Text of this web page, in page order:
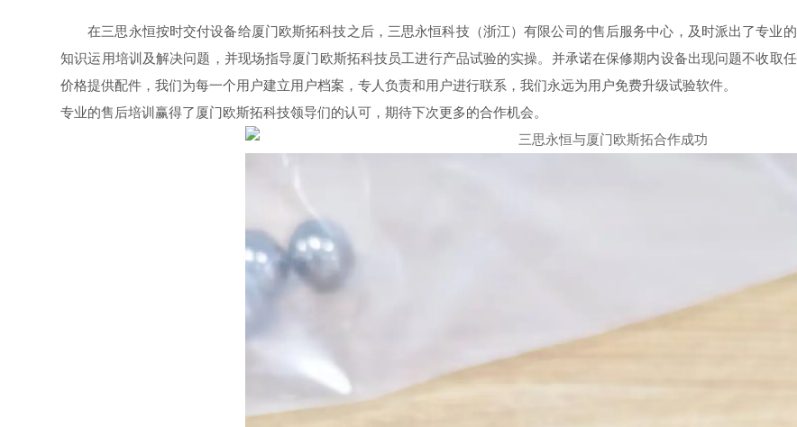
在三思永恒按时交付设备给厦门欧斯拓科技之后，三思永恒科技（浙江）有限公司的售后服务中心，及时派出了专业
知识运用培训及解决问题，并现场指导厦门欧斯拓科技 员工进行产品试验的实操。并承诺在保修期内设备出现问题不收取
价格提供配件，我们为每一个用户建立用户档案，专人负责和用户进行联系，我们永远为用户免费升级试验软件。
专业的售后培训赢得了 厦门欧斯拓科技领导们的认可，期待下次更多的合作机会。